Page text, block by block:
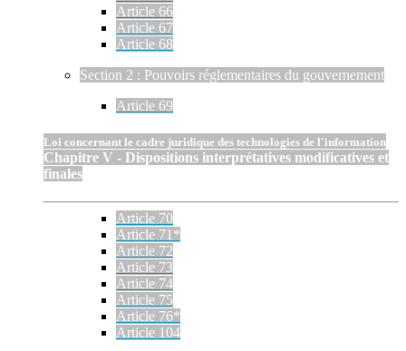
Article 66
Article 67
Article 68
Section 2 : Pouvoirs réglementaires du gouvernement
Article 69
Loi concernant le cadre juridique des technologies de l'information
Chapitre V - Dispositions interprétatives modificatives et
finales
Article 70
Article 71*
Article 72
Article 73
Article 74
Article 75
Article 76*
Article 104